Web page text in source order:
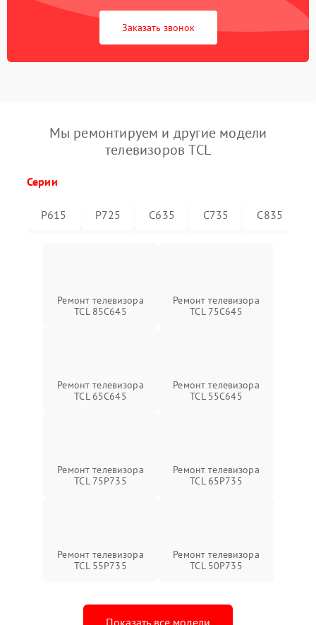
Заказать звонок
Мы ремонтируем и другие модели
телевизоров TCL
Серии
P615 P725 C635 C735 C835
Ремонт телевизора
TCL 85C645
Ремонт телевизора
TCL 75C645
Ремонт телевизора
TCL 65C645
Ремонт телевизора
TCL 55C645
Ремонт телевизора
TCL 75P735
Ремонт телевизора
TCL 65P735
Ремонт телевизора
TCL 55P735
Ремонт телевизора
TCL 50P735
Показать все модели